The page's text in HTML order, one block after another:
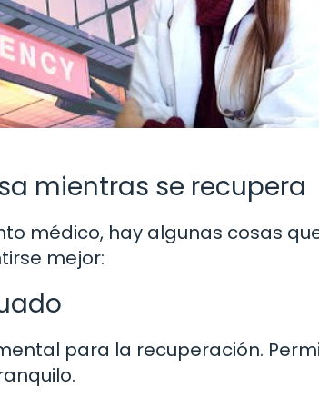
mientras se recupera
médico, hay algunas cosas
mejor:
para la recuperación.